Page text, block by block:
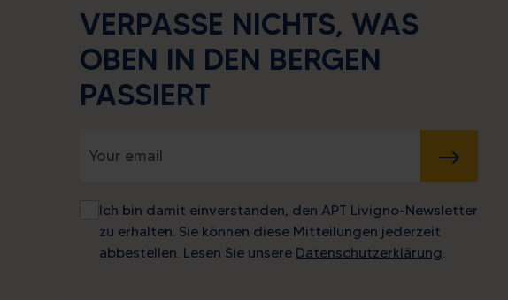
VERPASSE NICHTS, WAS
OBEN IN DEN BERGEN
PASSIERT
SENDEN
Ich bin damit einverstanden, den APT Livigno-Newsletter
zu erhalten. Sie können diese Mitteilungen jederzeit
abbestellen. Lesen Sie unsere Datenschutzerklärung.